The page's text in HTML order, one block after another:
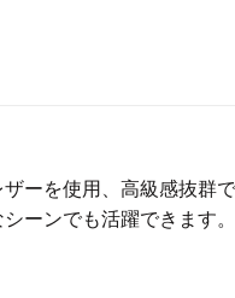
ーを使用、高級感抜群
ーンでも活躍できます。